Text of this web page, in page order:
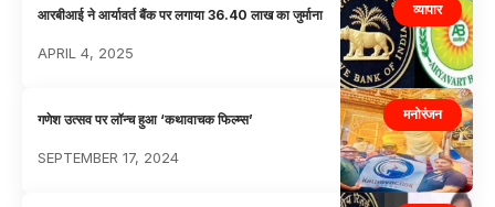
व्यापार
आरबीआई ने आर्यावर्त बैंक पर लगाया 36.40 लाख का जुर्माना
APRIL 4, 2025
मनोरंजन
गणेश उत्सव पर लॉन्च हुआ ‘कथावाचक फिल्म्स’
SEPTEMBER 17, 2024